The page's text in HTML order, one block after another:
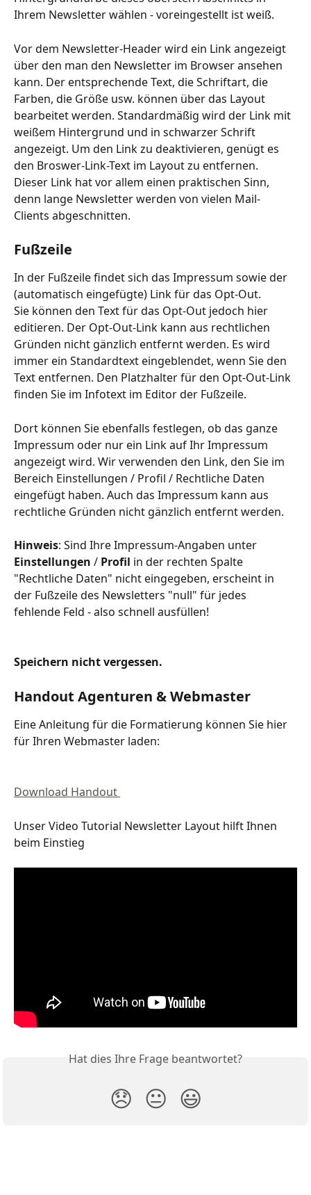
Ihrem Newsletter wählen - voreingestellt ist weiß.
Vor dem Newsletter-Header wird ein Link angezeigt
über den man den Newsletter im Browser ansehen
kann. Der entsprechende Text, die Schriftart, die
Farben, die Größe usw. können über das Layout
bearbeitet werden. Standardmäßig wird der Link mit
weißem Hintergrund und in schwarzer Schrift
angezeigt. Um den Link zu deaktivieren, genügt es
den Broswer-Link-Text im Layout zu entfernen.
Dieser Link hat vor allem einen praktischen Sinn,
denn lange Newsletter werden von vielen Mail-
Clients abgeschnitten.
Fußzeile
In der Fußzeile findet sich das Impressum sowie der
(automatisch eingefügte) Link für das Opt-Out.
Sie können den Text für das Opt-Out jedoch hier
editieren. Der Opt-Out-Link kann aus rechtlichen
Gründen nicht gänzlich entfernt werden. Es wird
immer ein Standardtext eingeblendet, wenn Sie den
Text entfernen. Den Platzhalter für den Opt-Out-Link
finden Sie im Infotext im Editor der Fußzeile.
Dort können Sie ebenfalls festlegen, ob das ganze
Impressum oder nur ein Link auf Ihr Impressum
angezeigt wird. Wir verwenden den Link, den Sie im
Bereich Einstellungen / Profil / Rechtliche Daten
eingefügt haben. Auch das Impressum kann aus
rechtliche Gründen nicht gänzlich entfernt werden.
Hinweis: Sind Ihre Impressum-Angaben unter
Einstellungen / Profil in der rechten Spalte
"Rechtliche Daten" nicht eingegeben, erscheint in
der Fußzeile des Newsletters "null" für jedes
fehlende Feld - also schnell ausfüllen!
Speichern nicht vergessen.
Handout Agenturen & Webmaster
Eine Anleitung für die Formatierung können Sie hier
für Ihren Webmaster laden:
Download Handout
Unser Video Tutorial Newsletter Layout hilft Ihnen
beim Einstieg
Hat dies Ihre Frage beantwortet?
😞 😐 😃